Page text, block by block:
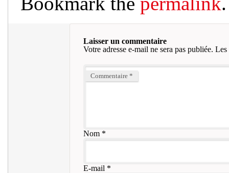
Laisser un commentaire
Votre adresse e-mail ne sera pas publiée. Les
Commentaire *
Nom*
E-mail *